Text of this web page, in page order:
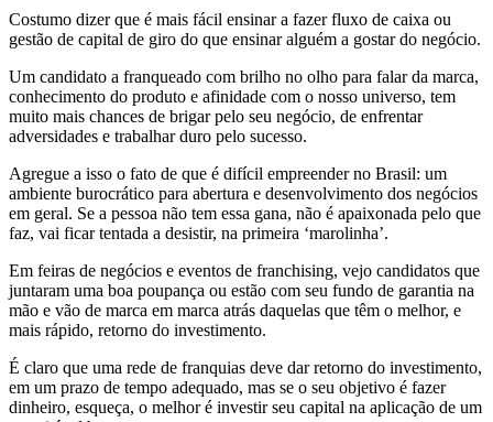
Costumo dizer que é mais fácil ensinar a fazer fluxo de caixa ou
gestão de capital de giro do que ensinar alguém a gostar do negócio.
Um candidato a franqueado com brilho no olho para falar da marca,
conhecimento do produto e afinidade com o nosso universo, tem
muito mais chances de brigar pelo seu negócio, de enfrentar
adversidades e trabalhar duro pelo sucesso.
Agregue a isso o fato de que é difícil empreender no Brasil: um
ambiente burocrático para abertura e desenvolvimento dos negócios
em geral. Se a pessoa não tem essa gana, não é apaixonada pelo que
faz, vai ficar tentada a desistir, na primeira ‘marolinha’.
Em feiras de negócios e eventos de franchising, vejo candidatos que
juntaram uma boa poupança ou estão com seu fundo de garantia na
mão e vão de marca em marca atrás daquelas que têm o melhor, e
mais rápido, retorno do investimento.
É claro que uma rede de franquias deve dar retorno do investimento,
em um prazo de tempo adequado, mas se o seu objetivo é fazer
dinheiro, esqueça, o melhor é investir seu capital na aplicação de um